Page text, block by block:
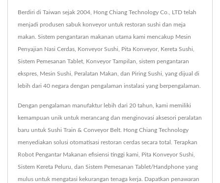
Berdiri di Taiwan sejak 2004, Hong Chiang Technology Co., LTD telah
menjadi produsen sabuk konveyor untuk restoran sushi dan meja
makan. Sistem pengantaran makanan utama kami mencakup Mesin
Penyajian Nasi Cerdas, Konveyor Sushi, Pita Konveyor, Kereta Sushi,
Sistem Pemesanan Tablet, Konveyor Tampilan, sistem pengantaran
ekspres, Mesin Sushi, Peralatan Makan, dan Piring Sushi, yang dijual di
lebih dari 40 negara dengan pengalaman instalasi yang berpengalaman.
Dengan pengalaman manufaktur lebih dari 20 tahun, kami memiliki
kemampuan unik untuk merancang dan menginovasi aksesori peralatan
baru untuk Sushi Train & Conveyor Belt. Hong Chiang Technology
menyediakan solusi otomatisasi restoran cerdas secara total. Terapkan
Robot Pengantar Makanan efisiensi tinggi kami, Pita Konveyor Sushi,
Sistem Kereta Peluru, dan Sistem Pemesanan Tablet/Handphone yang
mulus untuk mengatasi kekurangan tenaga kerja. Dapatkan penawaran